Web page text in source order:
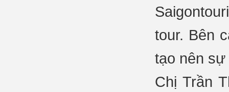
tour. Bên
tạo nên
Chị Trần